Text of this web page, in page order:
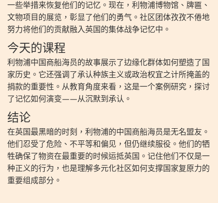
一些举措来恢复他们的记忆。现在，利物浦博物馆、牌匾、
文物项目的展览，彰显了他们的勇气。社区团体孜孜不倦地
努力将他们的贡献融入英国的集体战争记忆中。
今天的课程
利物浦中国商船海员的故事展示了边缘化群体如何塑造了国
家历史。它还强调了承认种族主义或政治权宜之计所掩盖的
捐款的重要性。从教育角度来看，这是一个案例研究，探讨
了记忆如何演变——从沉默到承认。
结论
在英国最黑暗的时刻，利物浦的中国商船海员是无名盟友。
他们忍受了危险、不平等和偏见，但仍继续服役。他们的牺
牲确保了物资在最重要的时候运抵英国。记住他们不仅是一
种正义的行为，也是理解多元化社区如何支撑国家复原力的
重要组成部分。